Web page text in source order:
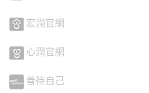
宏潤官網
心潤官網
善待自己